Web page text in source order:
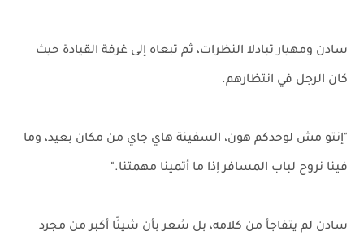
سادن ومهيار تبادلا النظرات، ثم تبعاه إلى غرفة القيادة حيث
كان الرجل في انتظارهم.
"إنتو مش لوحدكم هون، السفينة هاي جاي من مكان بعيد، وما
فينا نروح لباب المسافر إذا ما أتمينا مهمتنا."
سادن لم يتفاجأ من كلامه، بل شعر بأن شيئًا أكبر من مجرد